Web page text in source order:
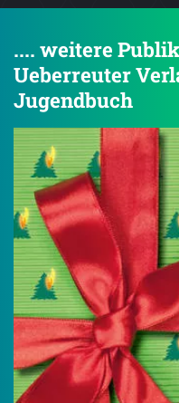
.... weitere
Ueberreuter
Jugendbuch